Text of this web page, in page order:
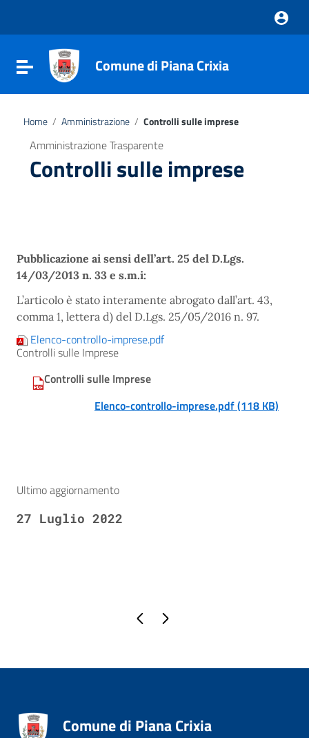
Vai al footer
Attiva / disattiva la navigazione
Comune di Piana Crixia
Home / Amministrazione / Controlli sulle imprese
Amministrazione Trasparente
Controlli sulle imprese
Pubblicazione ai sensi dell’art. 25 del D.Lgs.
14/03/2013 n. 33 e s.m.i:
L’articolo è stato interamente abrogato dall’art. 43,
comma 1, lettera d) del D.Lgs. 25/05/2016 n. 97.
Elenco-controllo-imprese.pdf
Controlli sulle Imprese
Controlli sulle Imprese
Elenco-controllo-imprese.pdf (118 KB)
Ultimo aggiornamento
27 Luglio 2022
Pagina precedente
Comune di Piana Crixia